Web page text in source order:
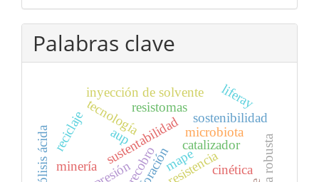
Palabras clave
sustentabilidad
tecnología
resistencia
catalizador
microbiota
resistomas
inyección de solvente
minería
reciclaje sostenibilidad
liferay
aup
hidrólisis ácida cinética
mape